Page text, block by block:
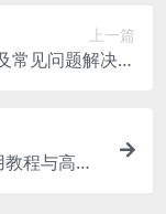
上一篇
常见问题解决方
程与高级